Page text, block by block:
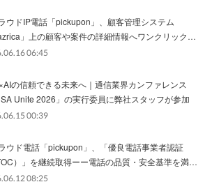
ウドIP電話「pickupon」、顧客管理システム
」上の顧客や案件の詳細情報へワンクリック…
06:45
の信頼できる未来へ｜通信業界カンファレンス
Unite 2026」の実行委員に弊社スタッフが参加
00:39
ウド電話「pickupon」、「優良電話事業者認証
）」を継続取得ーー電話の品質・安全基準を満…
08:25